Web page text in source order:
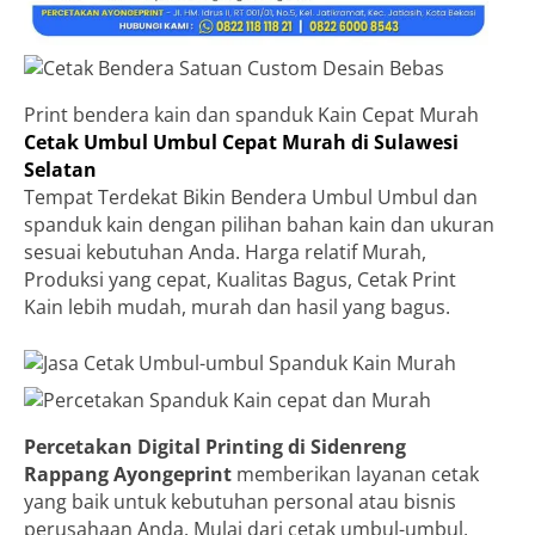
Print bendera kain dan spanduk Kain Cepat Murah
Cetak Umbul Umbul Cepat Murah di Sulawesi
Selatan
Tempat Terdekat Bikin Bendera Umbul Umbul dan
spanduk kain dengan pilihan bahan kain dan ukuran
sesuai kebutuhan Anda. Harga relatif Murah,
Produksi yang cepat, Kualitas Bagus, Cetak Print
Kain lebih mudah, murah dan hasil yang bagus.
Percetakan Digital Printing di Sidenreng
RappangAyongeprint memberikan layanan cetak
yang baik untuk kebutuhan personal atau bisnis
perusahaan Anda. Mulai dari cetak umbul-umbul,